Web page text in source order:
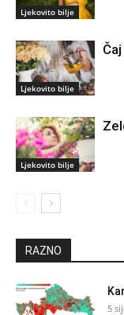
Ljekovito bilje
Ljekovito bilje
Ljekovito bilje
RAZNO
5